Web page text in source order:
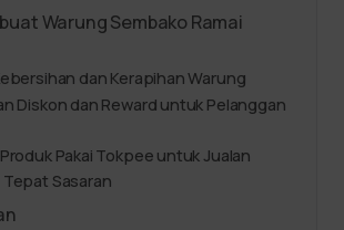
Warung Sembako Ramai
dan Kerapihan Warung
Diskon dan Reward untuk Pelanggan
Pakai Tokpee untuk Jualan
Sasaran